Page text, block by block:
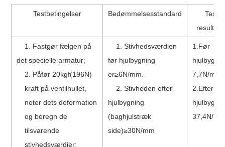
Testbetingelser Bedømmelsesstandard
Test
1. Fastgør fælgen på
det specielle armatur;
2. Påfør 20kgf(196N)
kraft på ventilhullet,
noter dets deformation
og beregn de
tilsvarende
stivhedsværdier;
1. Stivhedsværdien
før hjulbygning
er≥6N/mm.
2. Stivheden efter
hjulbygning
(baghjulstræk
side)≥30N/mm
1.Før
7,7N/mm
2.Efter
37,4N/